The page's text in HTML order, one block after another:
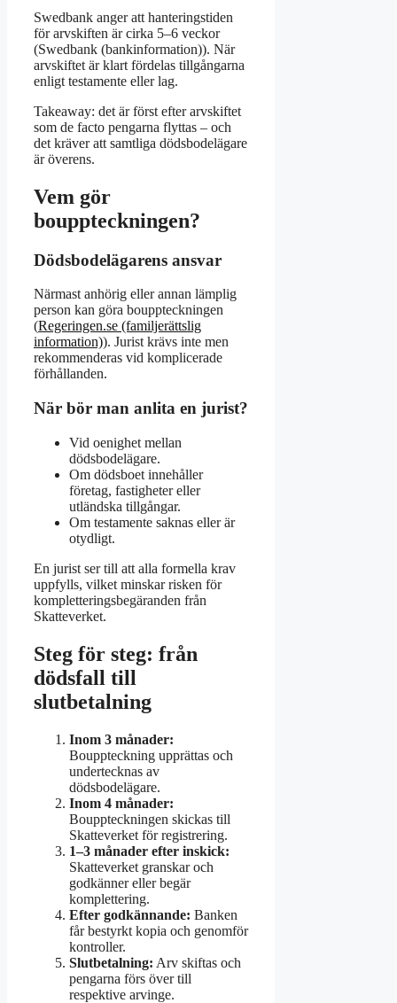
Swedbank anger att hanteringstiden
för arvskiften är cirka 5–6 veckor
(Swedbank (bankinformation)). När
arvskiftet är klart fördelas tillgångarna
enligt testamente eller lag.
Takeaway: det är först efter arvskiftet
som de facto pengarna flyttas – och
det kräver att samtliga dödsbodelägare
är överens.
Vem gör
bouppteckningen?
Dödsbodelägarens ansvar
Närmast anhörig eller annan lämplig
person kan göra bouppteckningen
(Regeringen.se (familjerättslig
information)). Jurist krävs inte men
rekommenderas vid komplicerade
förhållanden.
När bör man anlita en jurist?
Vid oenighet mellan
dödsbodelägare.
Om dödsboet innehåller
företag, fastigheter eller
utländska tillgångar.
Om testamente saknas eller är
otydligt.
En jurist ser till att alla formella krav
uppfylls, vilket minskar risken för
kompletteringsbegäranden från
Skatteverket.
Steg för steg: från
dödsfall till
slutbetalning
Inom 3 månader:
Bouppteckning upprättas och
undertecknas av
dödsbodelägare.
Inom 4 månader:
Bouppteckningen skickas till
Skatteverket för registrering.
1–3 månader efter inskick:
Skatteverket granskar och
godkänner eller begär
komplettering.
Efter godkännande: Banken
får bestyrkt kopia och genomför
kontroller.
Slutbetalning: Arv skiftas och
pengarna förs över till
respektive arvinge.